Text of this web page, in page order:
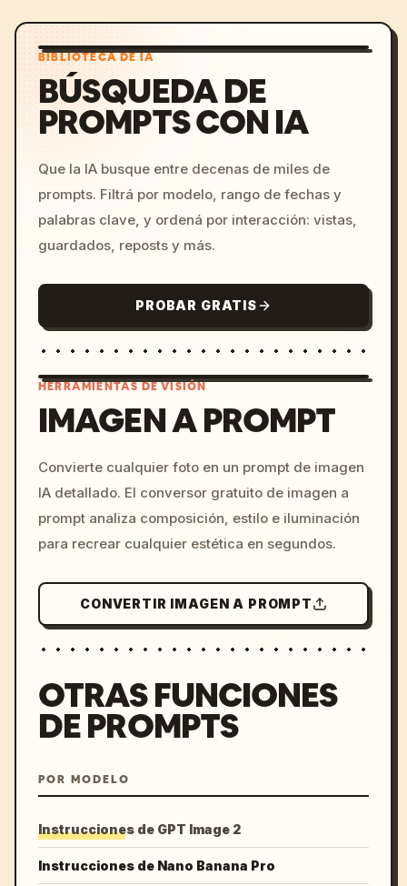
BIBLIOTECA DE IA
BÚSQUEDA DE
PROMPTS CON IA
Que la IA busque entre decenas de miles de
prompts. Filtrá por modelo, rango de fechas y
palabras clave, y ordená por interacción: vistas,
guardados, reposts y más.
PROBAR GRATIS
c, cyberpunk sunset, neon
colors, 8k --v 6.0
HERRAMIENTAS DE VISIÓN
IMAGEN A PROMPT
Convierte cualquier foto en un prompt de imagen
IA detallado. El conversor gratuito de imagen a
prompt analiza composición, estilo e iluminación
para recrear cualquier estética en segundos.
CONVERTIR IMAGEN A PROMPT
OTRAS FUNCIONES
DE PROMPTS
POR MODELO
Instrucciones de GPT Image 2
Instrucciones de Nano Banana Pro